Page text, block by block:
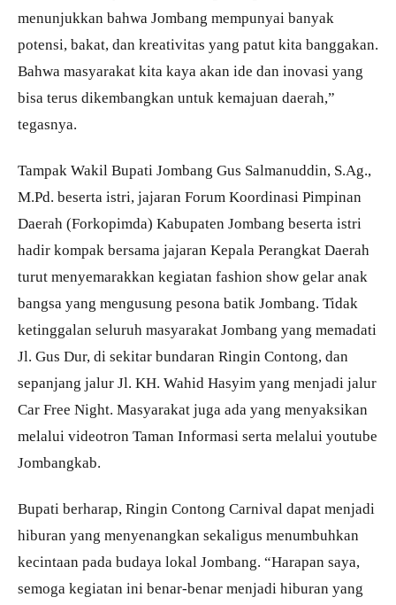
menunjukkan bahwa Jombang mempunyai banyak
potensi, bakat, dan kreativitas yang patut kita banggakan.
Bahwa masyarakat kita kaya akan ide dan inovasi yang
bisa terus dikembangkan untuk kemajuan daerah,”
tegasnya.
Tampak Wakil Bupati Jombang Gus Salmanuddin, S.Ag.,
M.Pd. beserta istri, jajaran Forum Koordinasi Pimpinan
Daerah (Forkopimda) Kabupaten Jombang beserta istri
hadir kompak bersama jajaran Kepala Perangkat Daerah
turut menyemarakkan kegiatan fashion show gelar anak
bangsa yang mengusung pesona batik Jombang. Tidak
ketinggalan seluruh masyarakat Jombang yang memadati
Jl. Gus Dur, di sekitar bundaran Ringin Contong, dan
sepanjang jalur Jl. KH. Wahid Hasyim yang menjadi jalur
Car Free Night. Masyarakat juga ada yang menyaksikan
melalui videotron Taman Informasi serta melalui youtube
Jombangkab.
Bupati berharap, Ringin Contong Carnival dapat menjadi
hiburan yang menyenangkan sekaligus menumbuhkan
kecintaan pada budaya lokal Jombang. “Harapan saya,
semoga kegiatan ini benar-benar menjadi hiburan yang